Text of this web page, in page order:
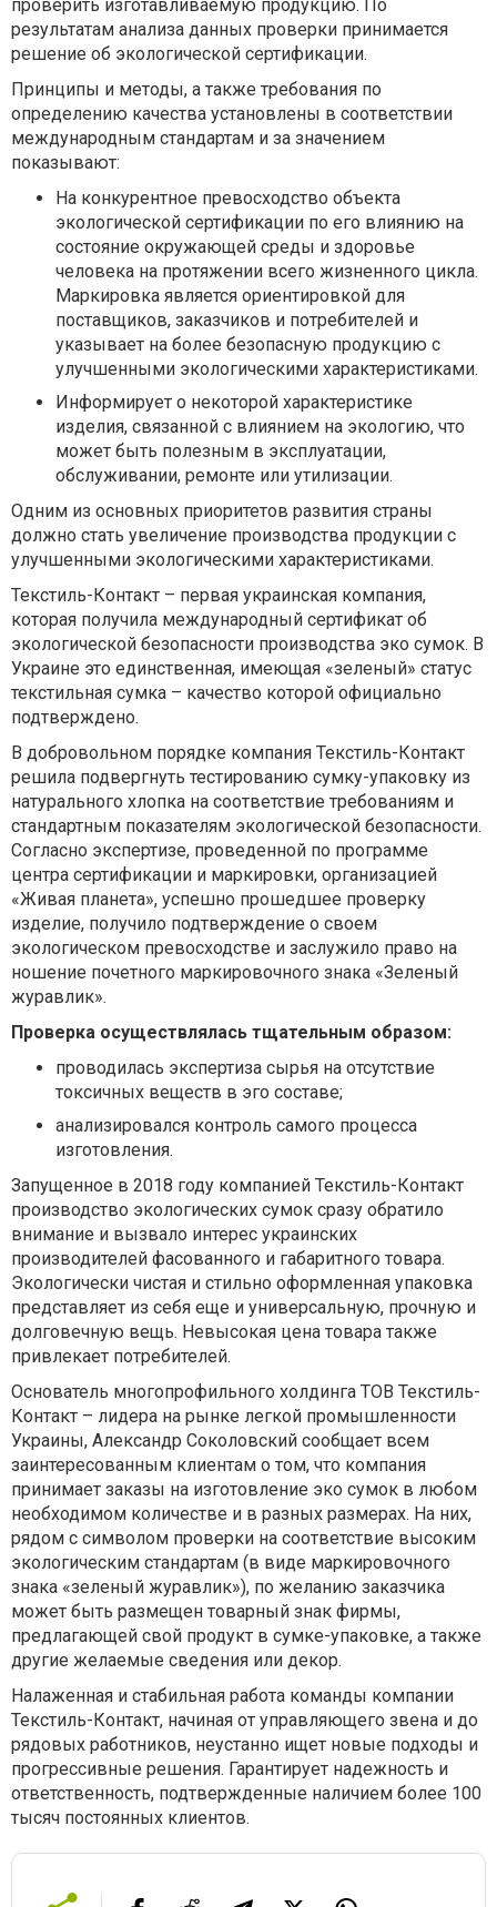
проверить изготавливаемую продукцию. По
результатам анализа данных проверки принимается
решение об экологической сертификации.
Принципы и методы, а также требования по
определению качества установлены в соответствии
международным стандартам и за значением
показывают:
На конкурентное превосходство объекта
экологической сертификации по его влиянию на
состояние окружающей среды и здоровье
человека на протяжении всего жизненного цикла.
Маркировка является ориентировкой для
поставщиков, заказчиков и потребителей и
указывает на более безопасную продукцию с
улучшенными экологическими характеристиками.
Информирует о некоторой характеристике
изделия, связанной с влиянием на экологию, что
может быть полезным в эксплуатации,
обслуживании, ремонте или утилизации.
Одним из основных приоритетов развития страны
должно стать увеличение производства продукции с
улучшенными экологическими характеристиками.
Текстиль-Контакт – первая украинская компания,
которая получила международный сертификат об
экологической безопасности производства эко сумок. В
Украине это единственная, имеющая «зеленый» статус
текстильная сумка – качество которой официально
подтверждено.
В добровольном порядке компания Текстиль-Контакт
решила подвергнуть тестированию сумку-упаковку из
натурального хлопка на соответствие требованиям и
стандартным показателям экологической безопасности.
Согласно экспертизе, проведенной по программе
центра сертификации и маркировки, организацией
«Живая планета», успешно прошедшее проверку
изделие, получило подтверждение о своем
экологическом превосходстве и заслужило право на
ношение почетного маркировочного знака «Зеленый
журавлик».
Проверка осуществлялась тщательным образом:
проводилась экспертиза сырья на отсутствие
токсичных веществ в эго составе;
анализировался контроль самого процесса
изготовления.
Запущенное в 2018 году компанией Текстиль-Контакт
производство экологических сумок сразу обратило
внимание и вызвало интерес украинских
производителей фасованного и габаритного товара.
Экологически чистая и стильно оформленная упаковка
представляет из себя еще и универсальную, прочную и
долговечную вещь. Невысокая цена товара также
привлекает потребителей.
Основатель многопрофильного холдинга ТОВ Текстиль-
Контакт – лидера на рынке легкой промышленности
Украины, Александр Соколовский сообщает всем
заинтересованным клиентам о том, что компания
принимает заказы на изготовление эко сумок в любом
необходимом количестве и в разных размерах. На них,
рядом с символом проверки на соответствие высоким
экологическим стандартам (в виде маркировочного
знака «зеленый журавлик»), по желанию заказчика
может быть размещен товарный знак фирмы,
предлагающей свой продукт в сумке-упаковке, а также
другие желаемые сведения или декор.
Налаженная и стабильная работа команды компании
Текстиль-Контакт, начиная от управляющего звена и до
рядовых работников, неустанно ищет новые подходы и
прогрессивные решения. Гарантирует надежность и
ответственность, подтвержденные наличием более 100
тысяч постоянных клиентов.